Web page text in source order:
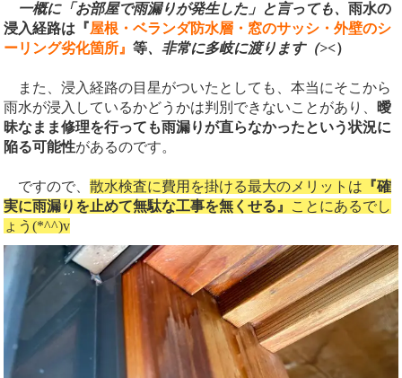
一概に「お部屋で雨漏りが発生した」と言っても、雨水の
浸入経路は『屋根・ベランダ防水層・窓のサッシ・外壁のシ
ーリング劣化箇所』等、非常に多岐に渡ります（><）
また、浸入経路の目星がついたとしても、本当にそこから
雨水が浸入しているかどうかは判別できないことがあり、曖
昧なまま修理を行っても雨漏りが直らなかったという状況に
陥る可能性があるのです。
ですので、散水検査に費用を掛ける最大のメリットは 『確
実に雨漏りを止めて無駄な工事を無くせる』 ことにあるでし
ょう(*^^)v